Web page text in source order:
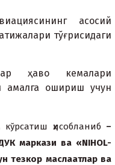
асосий
тўғрисидаги
ҳаво кемалари
амалга ошириш учун
ҳисобланиб –
маркази ва «NIHOL-
тезкор маслаатлар ва